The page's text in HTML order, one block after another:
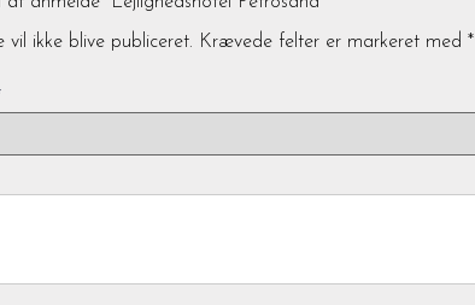
vil ikke blive publiceret. Krævede felter er markeret med *